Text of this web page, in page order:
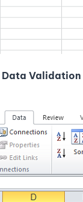
Data Validation